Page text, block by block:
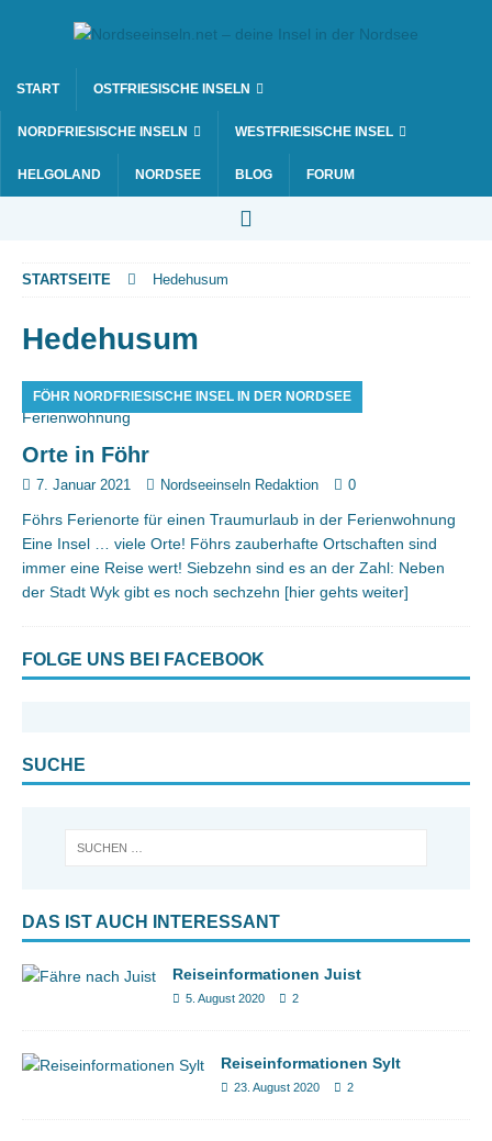
START OSTFRIESISCHE INSELN
NORDFRIESISCHE INSELN WESTFRIESISCHE INSEL
HELGOLAND NORDSEE BLOG FORUM
STARTSEITE Hedehusum
Hedehusum
FÖHR NORDFRIESISCHE INSEL IN DER NORDSEE
Orte in Föhr
7. Januar 2021 Nordseeinseln Redaktion 0
Föhrs Ferienorte für einen Traumurlaub in der Ferienwohnung
Eine Insel … viele Orte! Föhrs zauberhafte Ortschaften sind
immer eine Reise wert! Siebzehn sind es an der Zahl: Neben
der Stadt Wyk gibt es noch sechzehn [hier gehts weiter]
FOLGE UNS BEI FACEBOOK
SUCHE
DAS IST AUCH INTERESSANT
Reiseinformationen Juist
5. August 2020 2
Reiseinformationen Sylt
23. August 2020 2